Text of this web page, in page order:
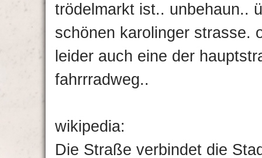
trödelmarkt ist.. unbehaun..
schönen karolinger strasse.
leider auch eine der
fahrrradweg..
wikipedia:
Die Straße verbindet die